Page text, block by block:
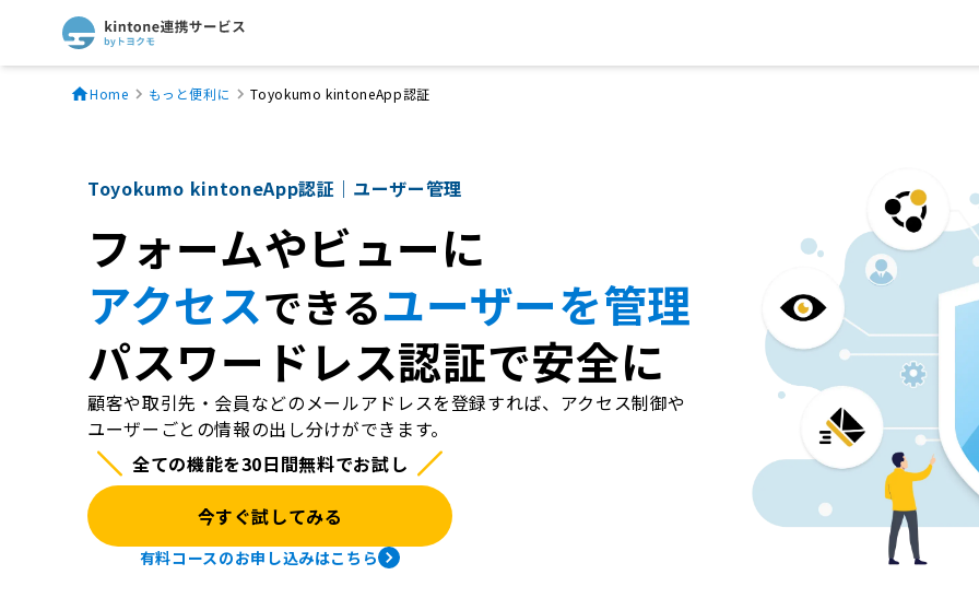
Home もっと便利に Toyokumo kintoneApp認証
Toyokumo kintoneApp認証｜ユーザー管理
フォームやビューに
アクセスできるユーザーを管理
パスワードレス認証で安全に
顧客や取引先・会員などのメールアドレスを登録すれば、アクセス制御や
ユーザーごとの情報の出し分けができます。
全ての機能を30日間無料でお試し
今すぐ試してみる
有料コースのお申し込みはこちら